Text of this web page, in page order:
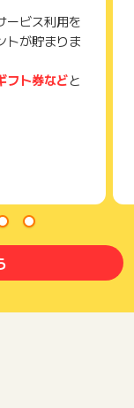
ービス利用を
トが貯まりま
フト券などと